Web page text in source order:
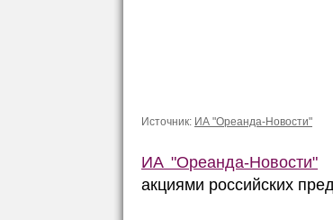
Источник: ИА "Ореанда-Новости"
ИА "Ореанда-Новости"
акциями российских